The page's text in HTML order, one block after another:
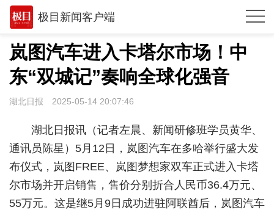
极目新闻客户端
推荐
观点
时政
武汉
世相
环球
岚图汽车进入卡塔尔市场！中
东“双城记”奏响全球化强音
湖北日报 2025-05-14 20:07:46
湖北日报讯（记者左晨、新闻研修班学员黄华、
通讯员陈星）5月12日，岚图汽车在多哈举行盛大发
布仪式，岚图FREE、岚图梦想家双车正式进入卡塔
尔市场并开启销售，售价分别折合人民币36.4万元、
55万元。这是继5月9日成功进驻阿联酋后，岚图汽车